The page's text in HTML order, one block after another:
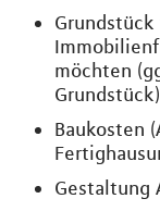
Grundstück
möchten
Grundstück)
Baukosten
Gestaltung